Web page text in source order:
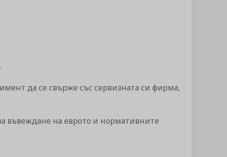
да се свърже със сервизната си фирма,
въвеждане на еврото и нормативните